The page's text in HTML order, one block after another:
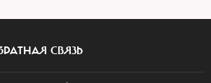
СВЯЗЬ